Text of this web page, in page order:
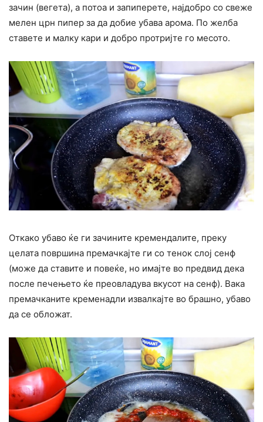
зачин (вегета), а потоа и запиперете, најдобро со свеже
мелен црн пипер за да добие убава арома. По желба
ставете и малку кари и добро протријте го месото.
Откако убаво ќе ги зачините кремендалите, преку
целата површина премачкајте ги со тенок слој сенф
(може да ставите и повеќе, но имајте во предвид дека
после печењето ќе преовладува вкусот на сенф). Вака
премачканите кременадли извалкајте во брашно, убаво
да се обложат.